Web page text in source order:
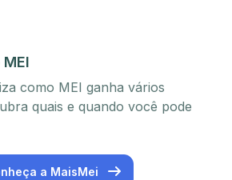
como MEI ganha vários
quais e quando você pode
a MaisMei